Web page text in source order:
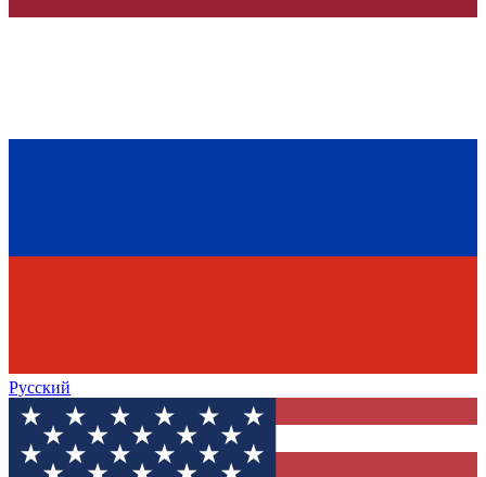
Русский